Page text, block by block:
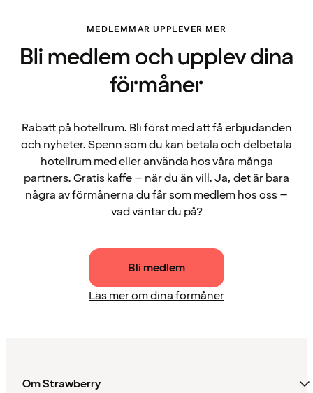
MEDLEMMAR UPPLEVER MER
Bli medlem och upplev dina
förmåner
Rabatt på hotellrum. Bli först med att få erbjudanden
och nyheter. Spenn som du kan betala och delbetala
hotellrum med eller använda hos våra många
partners. Gratis kaffe – när du än vill. Ja, det är bara
några av förmånerna du får som medlem hos oss –
vad väntar du på?
Bli medlem
Läs mer om dina förmåner
Om Strawberry